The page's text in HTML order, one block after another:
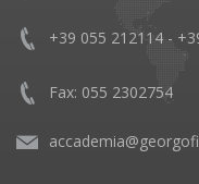
+39 055 212114 -
Fax: 055 2302754